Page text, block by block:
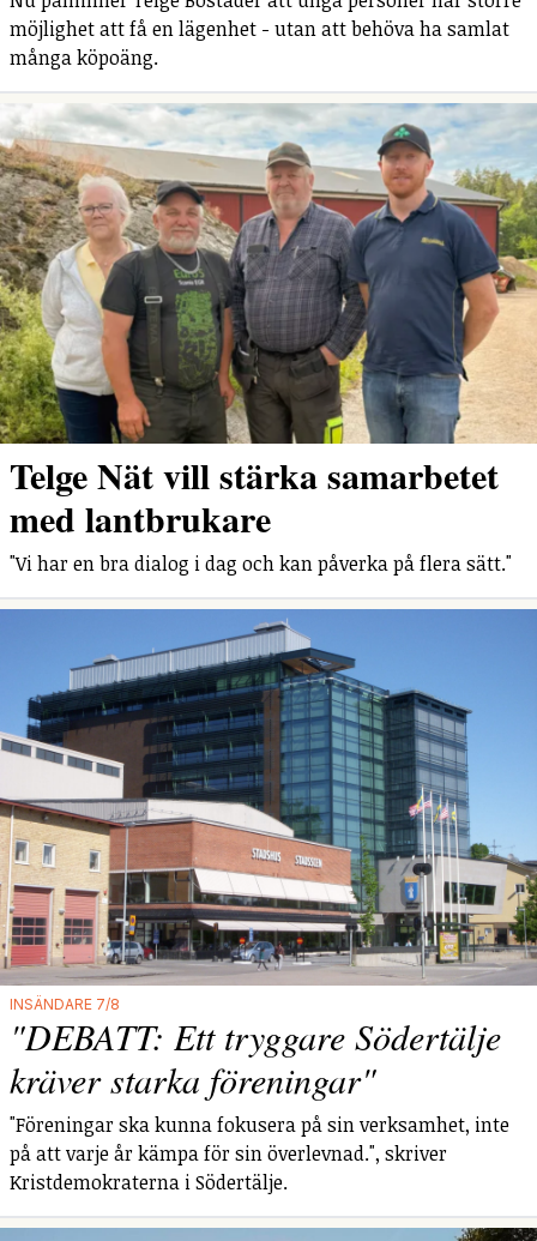
möjlighet att få en lägenhet - utan att behöva ha samlat
många köpoäng.
Telge Nät vill stärka samarbetet
med lantbrukare
"Vi har en bra dialog i dag och kan påverka på flera sätt."
INSÄNDARE 7/8
"DEBATT: Ett tryggare Södertälje
kräver starka föreningar"
"Föreningar ska kunna fokusera på sin verksamhet, inte
på att varje år kämpa för sin överlevnad.", skriver
Kristdemokraterna i Södertälje.